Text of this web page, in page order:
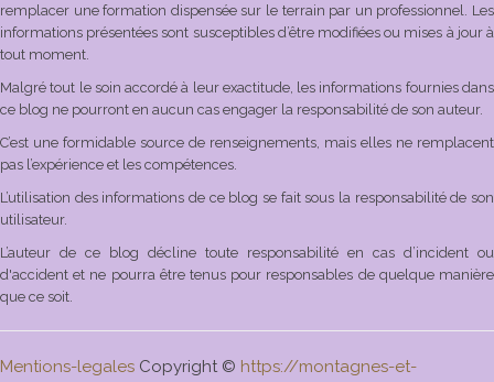
remplacer une formation dispensée sur le terrain par un professionnel. Les
informations présentées sont susceptibles d’être modifiées ou mises à jour à
tout moment.
Malgré tout le soin accordé à leur exactitude, les informations fournies dans
ce blog ne pourront en aucun cas engager la responsabilité de son auteur.
C’est une formidable source de renseignements, mais elles ne remplacent
pas l’expérience et les compétences.
L’utilisation des informations de ce blog se fait sous la responsabilité de son
utilisateur.
L’auteur de ce blog décline toute responsabilité en cas d’incident ou
d'accident et ne pourra être tenus pour responsables de quelque manière
que ce soit.
Mentions-legales Copyright © https://montagnes-et-